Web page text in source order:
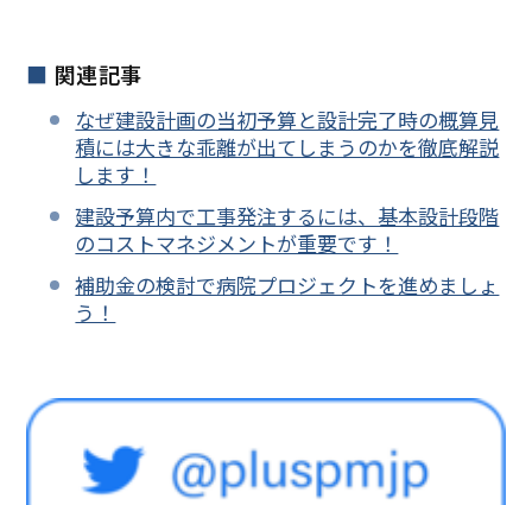
関連記事
なぜ建設計画の当初予算と設計完了時の概算見
積には大きな乖離が出てしまうのかを徹底解説
します！
建設予算内で工事発注するには、基本設計段階
のコストマネジメントが重要です！
補助金の検討で病院プロジェクトを進めましょ
う！